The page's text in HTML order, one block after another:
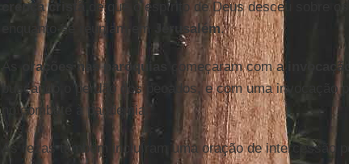
crença cristã
de que o espírito de Deus desceu sobre
enquanto se reuniam em
Jerusalém.
orações nas paróquias começaram com a
buscando o perdão dos pecados, e com uma invocação
no combate à pandemia.
As rezas também incluíram uma oração de intercessão